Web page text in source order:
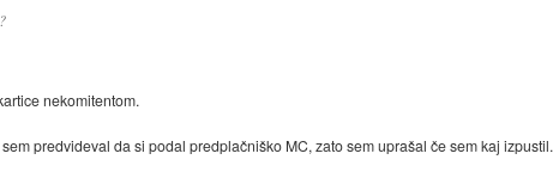
nekomitentom.
predvideval da si podal predplačniško MC, zato sem uprašal če sem kaj izpustil.